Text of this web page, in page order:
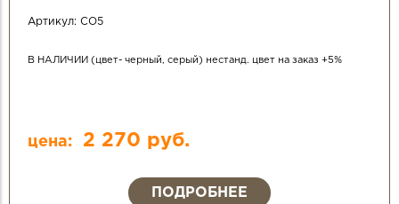
Артикул: СО5
В НАЛИЧИИ (цвет- черный, серый) нестанд. цвет на заказ +5%
цена: 2 270 руб.
ПОДРОБНЕЕ